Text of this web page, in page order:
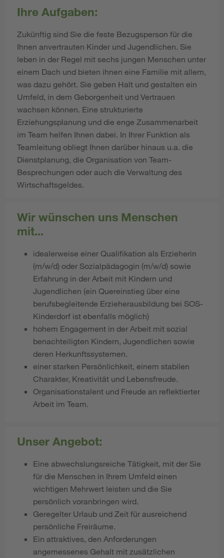
Ihre Aufgaben:
Zukünftig sind Sie die feste Bezugsperson für die
Ihnen anvertrauten Kinder und Jugendlichen. Sie
leben in der Regel mit sechs jungen Menschen unter
einem Dach und bieten ihnen eine Familie mit allem,
was dazu gehört. Sie geben Halt und gestalten ein
Umfeld, in dem Geborgenheit und Vertrauen
wachsen können. Eine strukturierte
Erziehungsplanung und die enge Zusammenarbeit
im Team helfen Ihnen dabei. In Ihrer Funktion als
Teamleitung obliegt Ihnen darüber hinaus u.a. die
Dienstplanung, die Organisation von Team-
Besprechungen oder auch die Verwaltung des
Wirtschaftsgeldes.
Wir wünschen uns Menschen
mit...
idealerweise einer Qualifikation als Erzieherin
(m/w/d) oder Sozialpädagogin (m/w/d) sowie
Erfahrung in der Arbeit mit Kindern und
Jugendlichen (ein Quereinstieg über eine
berufsbegleitende Erzieherausbildung bei SOS-
Kinderdorf ist ebenfalls möglich)
hohem Engagement in der Arbeit mit sozial
benachteiligten Kindern, Jugendlichen sowie
deren Herkunftssystemen.
​​​​​​einer starken Persönlichkeit, einem stabilen
Charakter, Kreativität und Lebensfreude.
Organisationstalent und Freude an reflektierter
Arbeit im Team.
Unser Angebot:
Eine abwechslungsreiche Tätigkeit, mit der Sie
für die Menschen in Ihrem Umfeld einen
wichtigen Mehrwert leisten und die Sie
persönlich voranbringen wird.
Geregelter Urlaub und Zeit für ausreichend
persönliche Freiräume.
Ein attraktives, den Anforderungen
angemessenes Gehalt mit zusätzlichen